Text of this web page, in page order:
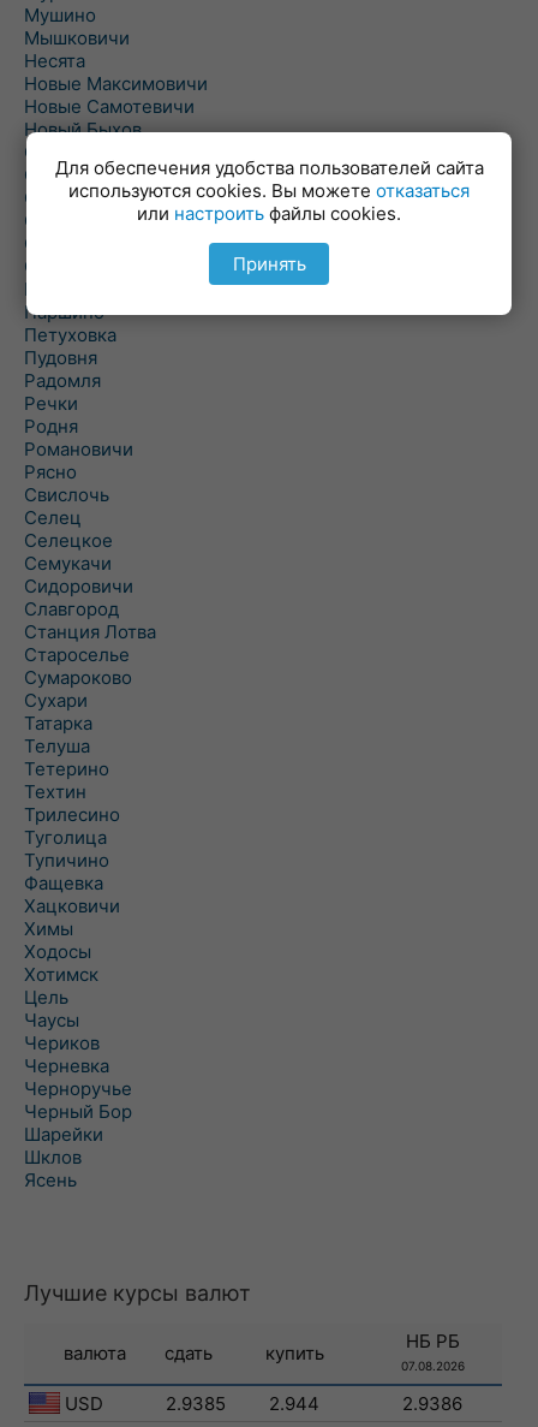
Мушино
Мышковичи
Несята
Новые Максимовичи
Новые Самотевичи
Новый Быхов
Овсянка
Ордать
Ореховка
Осиновка
Осиповичи
Осово
Павловичи
Паршино
Петуховка
Пудовня
Радомля
Речки
Родня
Романовичи
Рясно
Свислочь
Селец
Селецкое
Семукачи
Сидоровичи
Славгород
Станция Лотва
Староселье
Сумароково
Сухари
Татарка
Телуша
Тетерино
Техтин
Трилесино
Туголица
Тупичино
Фащевка
Хацковичи
Химы
Ходосы
Хотимск
Цель
Чаусы
Чериков
Черневка
Черноручье
Черный Бор
Шарейки
Шклов
Ясень
Лучшие курсы валют
валюта сдать купить
НБ РБ
07.08.2026
USD 2.9385 2.944
2.9386
Для обеспечения удобства пользователей сайта
используются cookies. Вы можете отказаться
или настроить файлы cookies.
Принять